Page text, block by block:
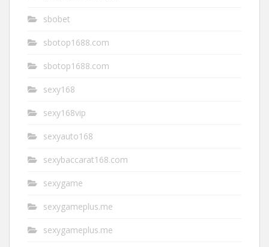
sbobet
sbotop1688.com
sbotop1688.com
sexy168
sexy168vip
sexyauto168
sexybaccarat168.com
sexygame
sexygameplus.me
sexygameplus.me